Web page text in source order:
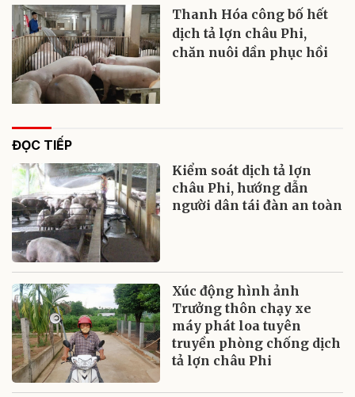
Thanh Hóa công bố hết
dịch tả lợn châu Phi,
chăn nuôi dần phục hồi
ĐỌC TIẾP
Kiểm soát dịch tả lợn
châu Phi, hướng dẫn
người dân tái đàn an toàn
Xúc động hình ảnh
Trưởng thôn chạy xe
máy phát loa tuyên
truyền phòng chống dịch
tả lợn châu Phi